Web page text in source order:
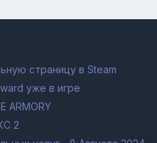
страницу в Steam
уже в игре
ARMORY
2